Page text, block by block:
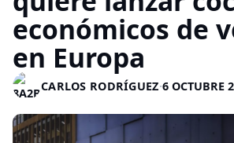
económicos de
en Europa
CARLOS RODRÍGUEZ·6 OCTUBRE